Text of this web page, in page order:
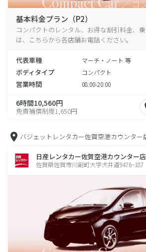
基本料金プラン（P2）
コンパクトのレンタル、お得な割引料金、
は、こちらから各店舗お電話ください。
代表車種 マーチ・ノート 等
ボディタイプ コンパクト
営業時間 08:00-20:00
6時間10,560円
免責補償制度1,650円
バジェットレンタカー佐賀空港カウンター
日産レンタカー佐賀空港カウンター店
佐賀県佐賀市川副町大字犬井道9476−187